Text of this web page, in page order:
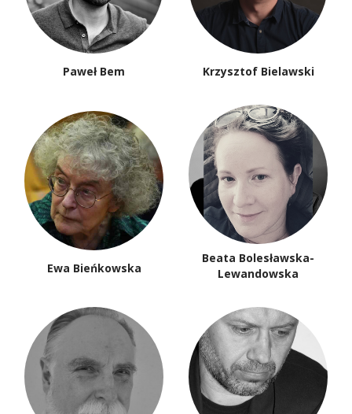
Paweł Bem Krzysztof Bielawski
Ewa Bieńkowska
Beata Bolesławska-
Lewandowska